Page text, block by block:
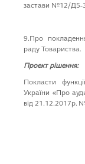
застави №12/Д5-
9.Про
раду Товариства.
Проект рішення:
Покласти
України «Про
від 21.12.2017р.